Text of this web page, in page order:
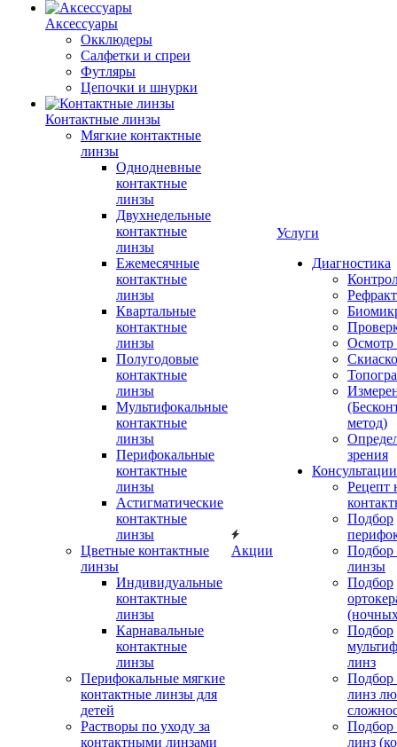
Аксессуары
Окклюдеры
Салфетки и спреи
Футляры
Цепочки и шнурки
Контактные линзы
Мягкие контактные
линзы
Однодневные
контактные
линзы
Двухнедельные
контактные
линзы
Ежемесячные
контактные
линзы
Квартальные
контактные
линзы
Полугодовые
контактные
линзы
Мультифокальные
контактные
линзы
Перифокальные
контактные
линзы
Астигматические
контактные
линзы
Цветные контактные
линзы
Индивидуальные
контактные
линзы
Карнавальные
контактные
линзы
Перифокальные мягкие
контактные линзы для
детей
Растворы по уходу за
контактными линзами
Акции
Услуги
Диагностика
Осмотр
метод)
зрения
Рецепт
Подбор
Подбор
линзы
Подбор
Подбор
линз
Подбор
линз
Подбор
линз